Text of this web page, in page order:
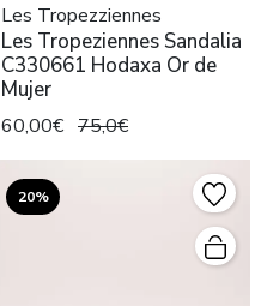
Les Tropezziennes
Les Tropeziennes Sandalia
C330661 Hodaxa Or de
Mujer
60,00€ 75,0€
20%